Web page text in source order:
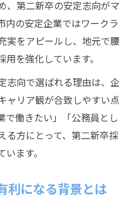
、第二新卒の安定志向がマ
内の安定企業ではワークラ
実をアピールし、地元で腰
を強化しています。
志向で選ばれる理由は、企
ャリア観が合致しやすい点
で働きたい」「公務員とし
る方にとって、第二新卒採
ます。
利になる背景とは